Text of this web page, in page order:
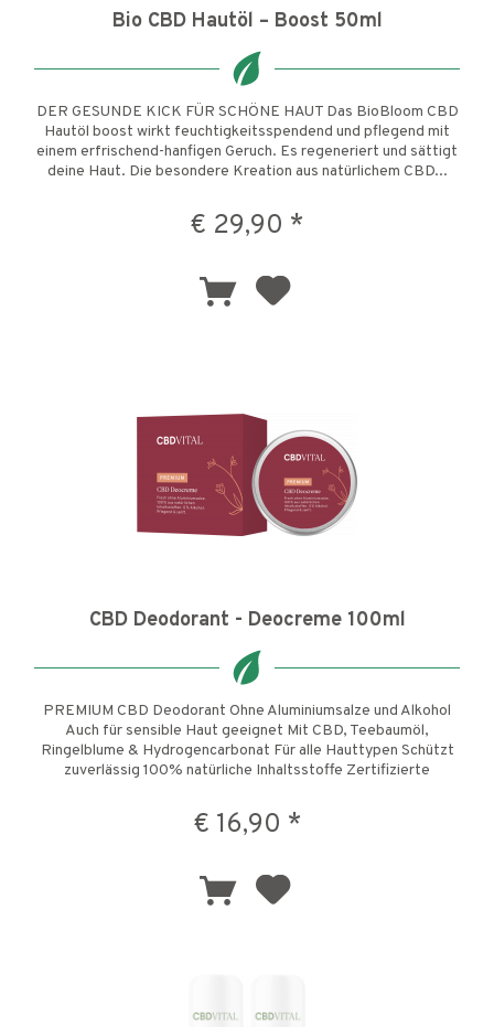
Bio CBD Hautöl – Boost 50ml
DER GESUNDE KICK FÜR SCHÖNE HAUT Das BioBloom CBD
Hautöl boost wirkt feuchtigkeitsspendend und pflegend mit
einem erfrischend-hanfigen Geruch. Es regeneriert und sättigt
deine Haut. Die besondere Kreation aus natürlichem CBD...
€ 29,90 *
CBD Deodorant - Deocreme 100ml
PREMIUM CBD Deodorant Ohne Aluminiumsalze und Alkohol
Auch für sensible Haut geeignet Mit CBD, Teebaumöl,
Ringelblume & Hydrogencarbonat Für alle Hauttypen Schützt
zuverlässig 100% natürliche Inhaltsstoffe Zertifizierte
€ 16,90 *